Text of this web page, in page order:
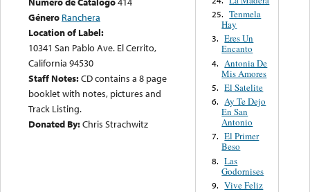
Género Ranchera
Location of Label:
10341 San Pablo Ave. El Cerrito,
California 94530
Staff Notes:CD contains a 8 page
booklet with notes, pictures and
Track Listing.
Donated By:Chris Strachwitz
25. Tenmela
Hay
3. Eres Un
Encanto
4. Antonia De
Mis Amores
5. El Satelite
6. Ay Te Dejo
En San
Antonio
7. El Primer
Beso
8. Las
Godornises
9. Vive Feliz